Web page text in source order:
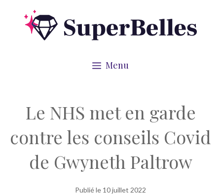
Menu
Le NHS met en garde
contre les conseils Covid
de Gwyneth Paltrow
Publié le 10 juillet 2022